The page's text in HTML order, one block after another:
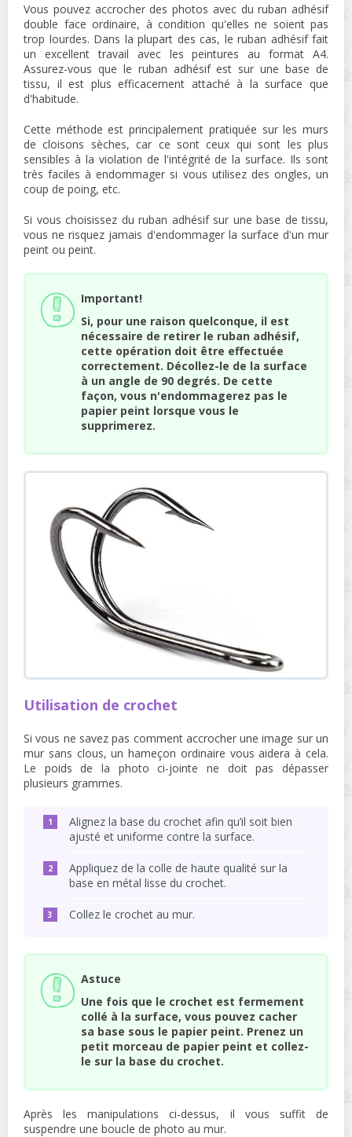
Vous pouvez accrocher des photos avec du ruban adhésif
double face ordinaire, à condition qu'elles ne soient pas
trop lourdes. Dans la plupart des cas, le ruban adhésif fait
un excellent travail avec les peintures au format A4.
Assurez-vous que le ruban adhésif est sur une base de
tissu, il est plus efficacement attaché à la surface que
d'habitude.
Cette méthode est principalement pratiquée sur les murs
de cloisons sèches, car ce sont ceux qui sont les plus
sensibles à la violation de l'intégrité de la surface. Ils sont
très faciles à endommager si vous utilisez des ongles, un
coup de poing, etc.
Si vous choisissez du ruban adhésif sur une base de tissu,
vous ne risquez jamais d'endommager la surface d'un mur
peint ou peint.
Important!
Si, pour une raison quelconque, il est
nécessaire de retirer le ruban adhésif,
cette opération doit être effectuée
correctement. Décollez-le de la surface
à un angle de 90 degrés. De cette
façon, vous n'endommagerez pas le
papier peint lorsque vous le
supprimerez.
Utilisation de crochet
Si vous ne savez pas comment accrocher une image sur un
mur sans clous, un hameçon ordinaire vous aidera à cela.
Le poids de la photo ci-jointe ne doit pas dépasser
plusieurs grammes.
Alignez la base du crochet afin qu’il soit bien
ajusté et uniforme contre la surface.
Appliquez de la colle de haute qualité sur la
base en métal lisse du crochet.
Collez le crochet au mur.
Astuce
Une fois que le crochet est fermement
collé à la surface, vous pouvez cacher
sa base sous le papier peint. Prenez un
petit morceau de papier peint et collez-
le sur la base du crochet.
Après les manipulations ci-dessus, il vous suffit de
suspendre une boucle de photo au mur.